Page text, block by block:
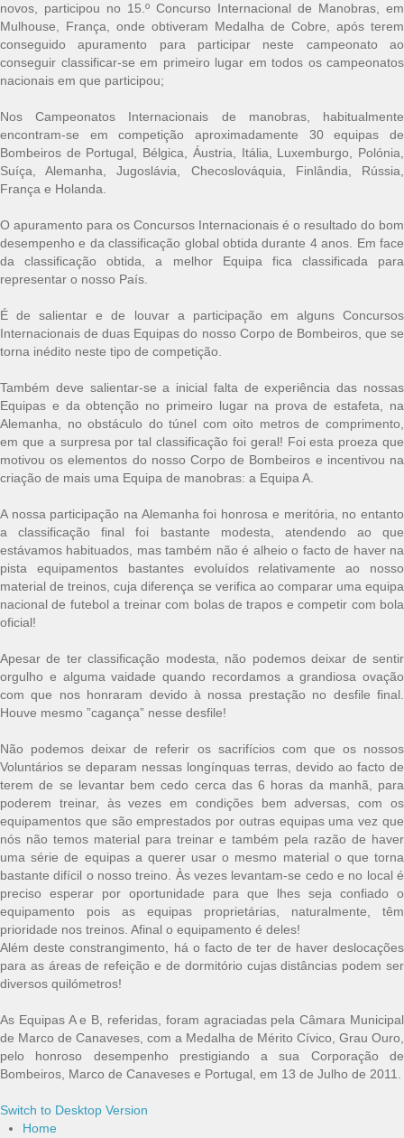
novos, participou no 15.º Concurso Internacional de Manobras, em
Mulhouse, França, onde obtiveram Medalha de Cobre, após terem
conseguido apuramento para participar neste campeonato ao
conseguir classificar-se em primeiro lugar em todos os campeonatos
nacionais em que participou;
Nos Campeonatos Internacionais de manobras, habitualmente
encontram-se em competição aproximadamente 30 equipas de
Bombeiros de Portugal, Bélgica, Áustria, Itália, Luxemburgo, Polónia,
Suíça, Alemanha, Jugoslávia, Checoslováquia, Finlândia, Rússia,
França e Holanda.
O apuramento para os Concursos Internacionais é o resultado do bom
desempenho e da classificação global obtida durante 4 anos. Em face
da classificação obtida, a melhor Equipa fica classificada para
representar o nosso País.
É de salientar e de louvar a participação em alguns Concursos
Internacionais de duas Equipas do nosso Corpo de Bombeiros, que se
torna inédito neste tipo de competição.
Também deve salientar-se a inicial falta de experiência das nossas
Equipas e da obtenção no primeiro lugar na prova de estafeta, na
Alemanha, no obstáculo do túnel com oito metros de comprimento,
em que a surpresa por tal classificação foi geral! Foi esta proeza que
motivou os elementos do nosso Corpo de Bombeiros e incentivou na
criação de mais uma Equipa de manobras: a Equipa A.
A nossa participação na Alemanha foi honrosa e meritória, no entanto
a classificação final foi bastante modesta, atendendo ao que
estávamos habituados, mas também não é alheio o facto de haver na
pista equipamentos bastantes evoluídos relativamente ao nosso
material de treinos, cuja diferença se verifica ao comparar uma equipa
nacional de futebol a treinar com bolas de trapos e competir com bola
oficial!
Apesar de ter classificação modesta, não podemos deixar de sentir
orgulho e alguma vaidade quando recordamos a grandiosa ovação
com que nos honraram devido à nossa prestação no desfile final.
Houve mesmo ”cagança” nesse desfile!
Não podemos deixar de referir os sacrifícios com que os nossos
Voluntários se deparam nessas longínquas terras, devido ao facto de
terem de se levantar bem cedo cerca das 6 horas da manhã, para
poderem treinar, às vezes em condições bem adversas, com os
equipamentos que são emprestados por outras equipas uma vez que
nós não temos material para treinar e também pela razão de haver
uma série de equipas a querer usar o mesmo material o que torna
bastante difícil o nosso treino. Às vezes levantam-se cedo e no local é
preciso esperar por oportunidade para que lhes seja confiado o
equipamento pois as equipas proprietárias, naturalmente, têm
prioridade nos treinos. Afinal o equipamento é deles!
Além deste constrangimento, há o facto de ter de haver deslocações
para as áreas de refeição e de dormitório cujas distâncias podem ser
diversos quilómetros!
As Equipas A e B, referidas, foram agraciadas pela Câmara Municipal
de Marco de Canaveses, com a Medalha de Mérito Cívico, Grau Ouro,
pelo honroso desempenho prestigiando a sua Corporação de
Bombeiros, Marco de Canaveses e Portugal, em 13 de Julho de 2011.
Switch to Desktop Version
Home